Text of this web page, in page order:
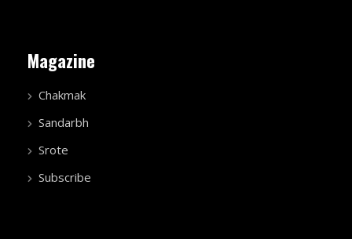
Magazine
Chakmak
Sandarbh
Srote
Subscribe